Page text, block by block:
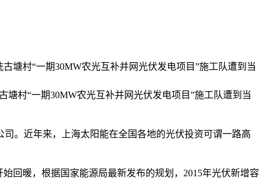
塘村“一期30MW农光互补并网光伏发电项目”施工队遭到当
村“一期30MW农光互补并网光伏发电项目”施工队遭到当
。近年来，上海太阳能在全国各地的光伏投资可谓一路高
回暖，根据国家能源局最新发布的规划，2015年光伏新增容